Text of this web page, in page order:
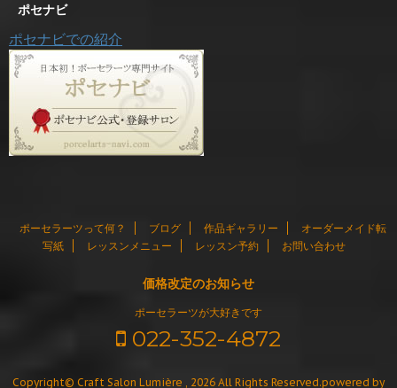
ポセナビ
ポセナビでの紹介
ポーセラーツって何？ ブログ 作品ギャラリー
オーダーメイド転
写紙
レッスンメニュー レッスン予約 お問い合わせ
価格改定のお知らせ
ポーセラーツが大好きです
022-352-4872
Copyright© Craft Salon Lumière , 2026 All Rights Reserved.powered by